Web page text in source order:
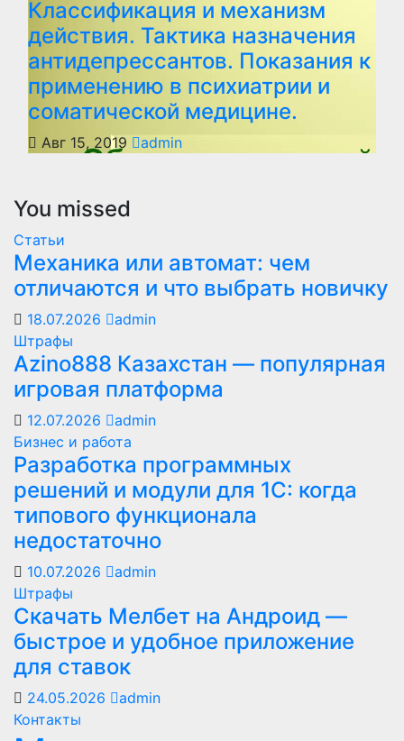
Классификация и механизм
действия. Тактика назначения
антидепрессантов. Показания к
применению в психиатрии и
соматической медицине.
Авг 15, 2019 admin
You missed
Статьи
Механика или автомат: чем
отличаются и что выбрать новичку
18.07.2026
admin
Штрафы
Azino888 Казахстан — популярная
игровая платформа
12.07.2026
admin
Бизнес и работа
Разработка программных
решений и модули для 1С: когда
типового функционала
недостаточно
10.07.2026
admin
Штрафы
Скачать Мелбет на Андроид —
быстрое и удобное приложение
для ставок
24.05.2026
admin
Контакты